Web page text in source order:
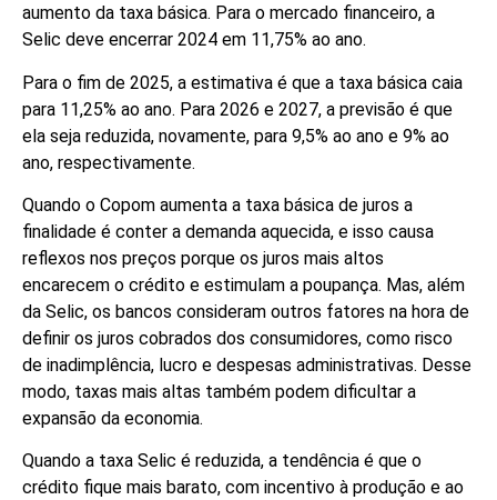
aumento da taxa básica. Para o mercado financeiro, a
Selic deve encerrar 2024 em 11,75% ao ano.
Para o fim de 2025, a estimativa é que a taxa básica caia
para 11,25% ao ano. Para 2026 e 2027, a previsão é que
ela seja reduzida, novamente, para 9,5% ao ano e 9% ao
ano, respectivamente.
Quando o Copom aumenta a taxa básica de juros a
finalidade é conter a demanda aquecida, e isso causa
reflexos nos preços porque os juros mais altos
encarecem o crédito e estimulam a poupança. Mas, além
da Selic, os bancos consideram outros fatores na hora de
definir os juros cobrados dos consumidores, como risco
de inadimplência, lucro e despesas administrativas. Desse
modo, taxas mais altas também podem dificultar a
expansão da economia.
Quando a taxa Selic é reduzida, a tendência é que o
crédito fique mais barato, com incentivo à produção e ao